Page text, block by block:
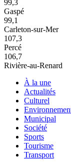
99,3
Gaspé
99,1
Carleton-sur-Mer
107,3
Percé
106,7
Rivière-au-Renard
À la une
Actualités
Culturel
Municipal
Société
Sports
Tourisme
Transport